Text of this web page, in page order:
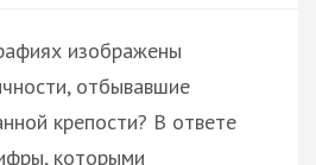
изображены
отбывавшие
крепости? В ответе
которыми